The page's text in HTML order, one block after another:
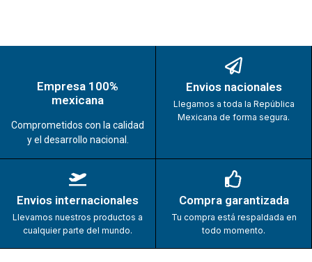
Empresa 100%
mexicana
Comprometidos con la calidad
y el desarrollo nacional.
Envios nacionales
Llegamos a toda la República
Mexicana de forma segura.
Envios internacionales
Llevamos nuestros productos a
cualquier parte del mundo.
Compra garantizada
Tu compra está respaldada en
todo momento.